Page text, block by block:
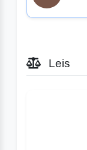
Leis